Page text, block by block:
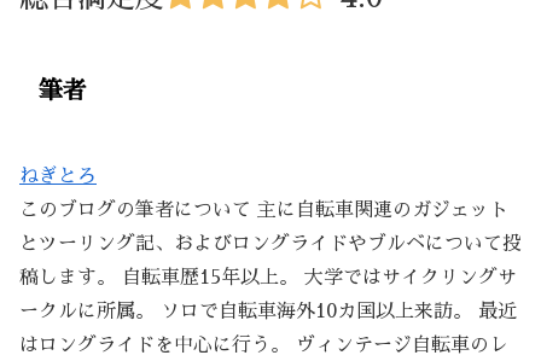
筆者
ねぎとろ
このブログの筆者について 主に自転車関連のガジェット
とツーリング記、およびロングライドやブルベについて投
稿します。 自転車歴15年以上。 大学ではサイクリングサ
ークルに所属。 ソロで自転車海外10カ国以上来訪。 最近
はロングライドを中心に行う。 ヴィンテージ自転車のレ